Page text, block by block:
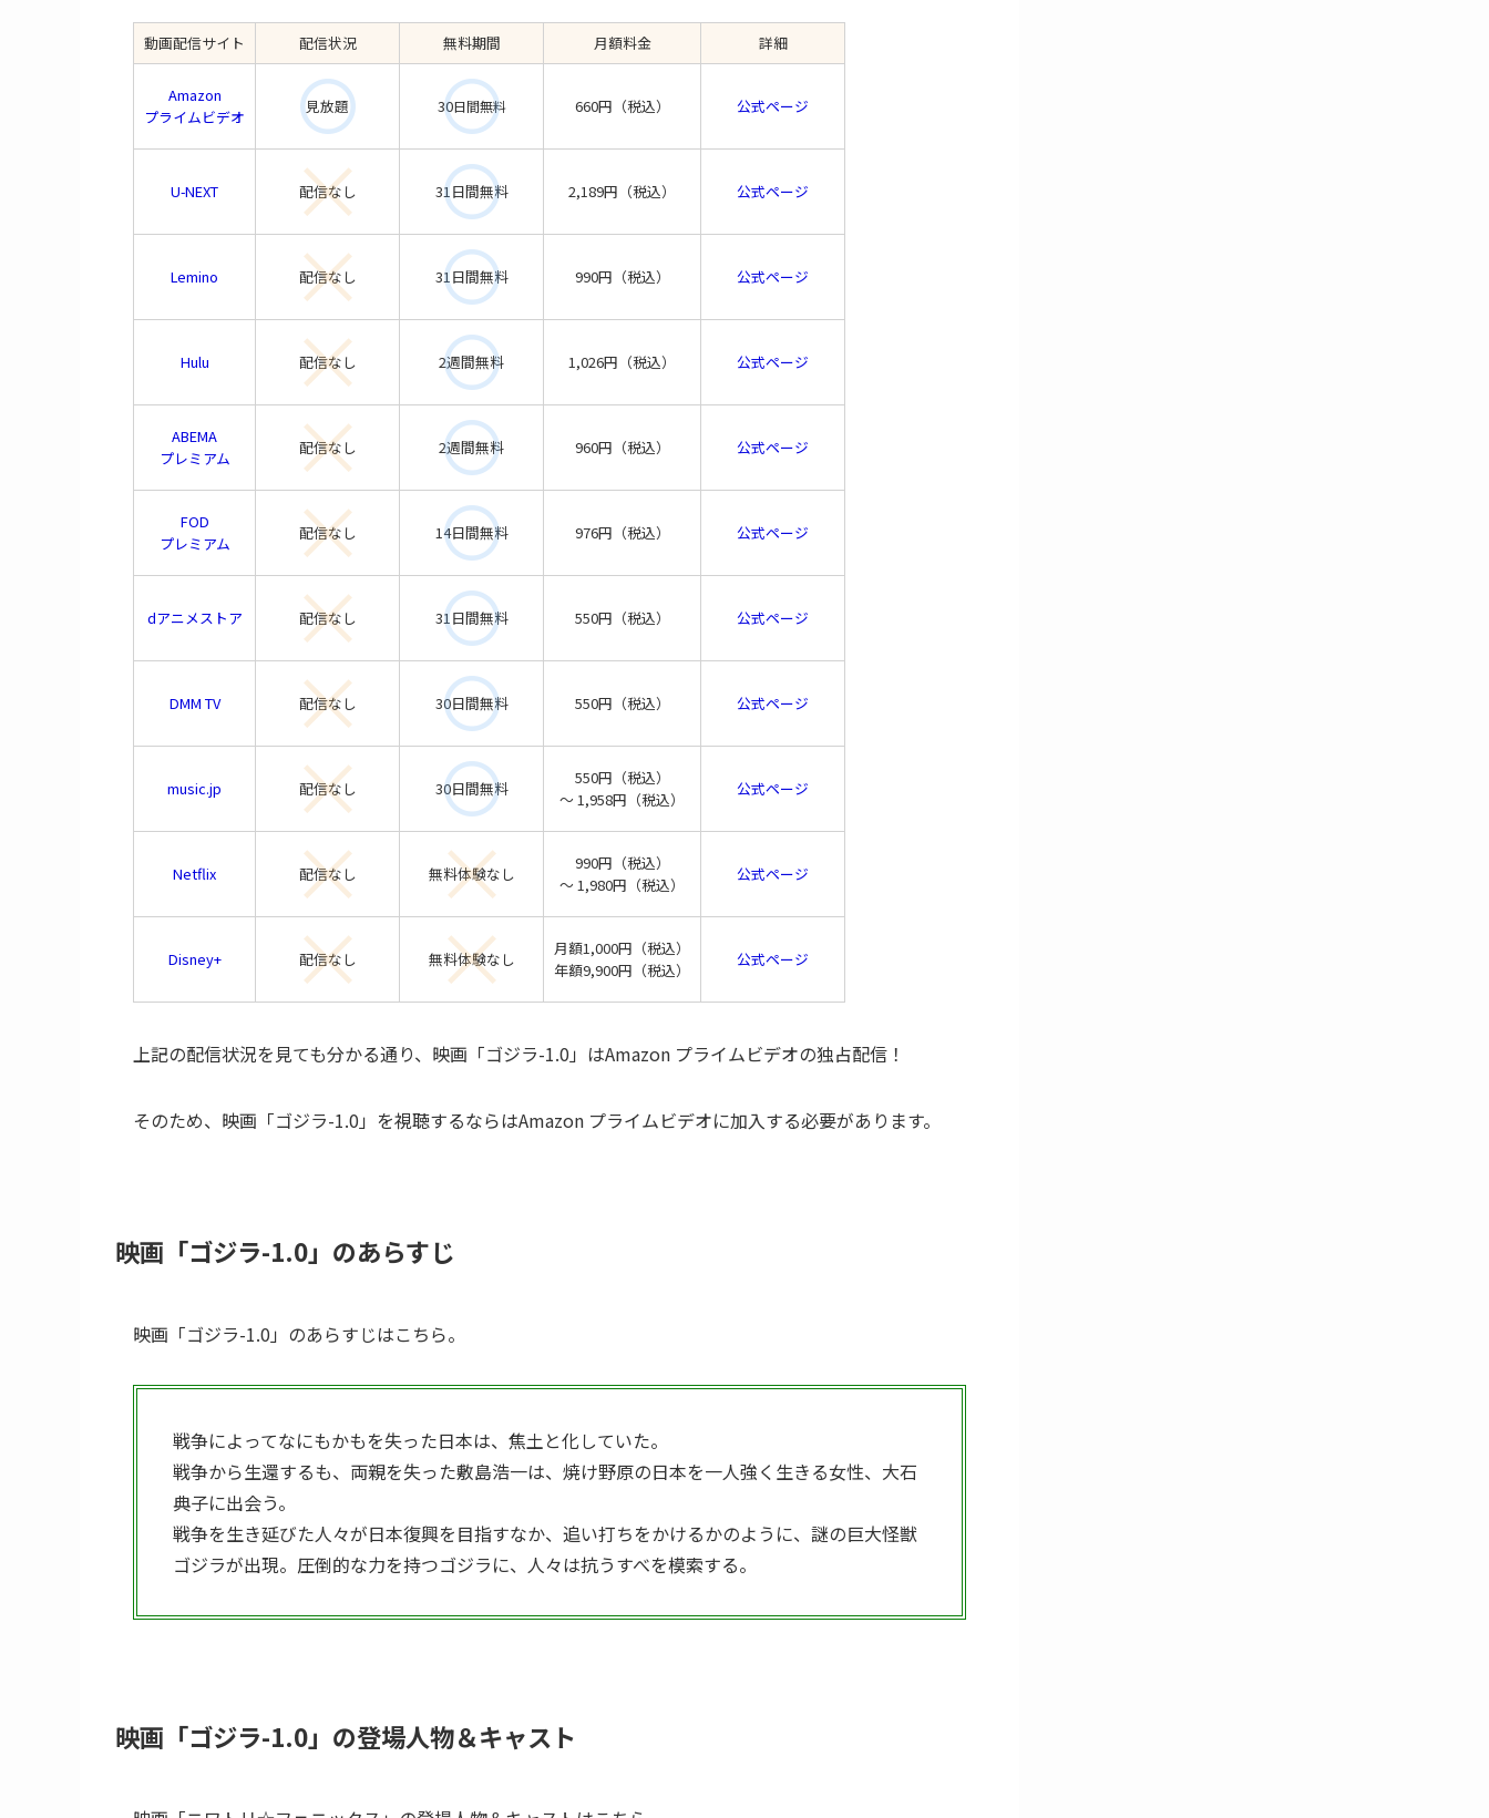
動画配信サイト 配信状況 無料期間 月額料金 詳細
Amazon
プライムビデオ
見放題 30日間無料 660円（税込） 公式ページ
U-NEXT 配信なし 31日間無料 2,189円（税込） 公式ページ
Lemino 配信なし 31日間無料 990円（税込） 公式ページ
Hulu 配信なし 2週間無料 1,026円（税込） 公式ページ
ABEMA
プレミアム
配信なし 2週間無料 960円（税込） 公式ページ
FOD
プレミアム
配信なし 14日間無料 976円（税込） 公式ページ
dアニメストア 配信なし 31日間無料 550円（税込） 公式ページ
DMM TV 配信なし 30日間無料 550円（税込） 公式ページ
music.jp 配信なし 30日間無料
550円（税込）
〜 1,958円（税込）
公式ページ
Netflix 配信なし 無料体験なし
990円（税込）
〜 1,980円（税込）
公式ページ
Disney+ 配信なし 無料体験なし
月額1,000円（税込）
年額9,900円（税込）
公式ページ
上記の配信状況を見ても分かる通り、映画「ゴジラ-1.0」はAmazon プライムビデオの独占配信！
そのため、映画「ゴジラ-1.0」を視聴するならはAmazon プライムビデオに加入する必要があります。
映画「ゴジラ-1.0」のあらすじ
映画「ゴジラ-1.0」のあらすじはこちら。
戦争によってなにもかもを失った日本は、焦土と化していた。
戦争から生還するも、両親を失った敷島浩一は、焼け野原の日本を一人強く生きる女性、大石
典子に出会う。
戦争を生き延びた人々が日本復興を目指すなか、追い打ちをかけるかのように、謎の巨大怪獣
ゴジラが出現。圧倒的な力を持つゴジラに、人々は抗うすべを模索する。
映画「ゴジラ-1.0」の登場人物＆キャスト